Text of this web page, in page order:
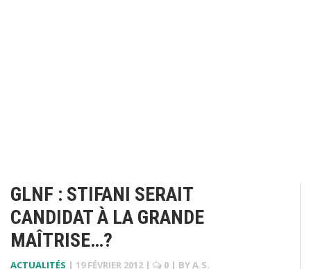
GLNF : STIFANI SERAIT
CANDIDAT À LA GRANDE
MAÎTRISE…?
ACTUALITÉS | 19 FÉVRIER 2012 | 0 | BYA.S.